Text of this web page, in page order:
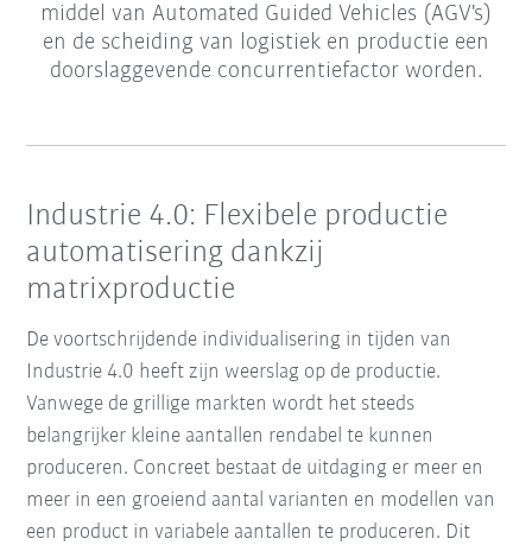
middel van Automated Guided Vehicles (AGV's)
en de scheiding van logistiek en productie een
doorslaggevende concurrentiefactor worden.
Industrie 4.0: Flexibele productie
automatisering dankzij
matrixproductie
De voortschrijdende individualisering in tijden van
Industrie 4.0 heeft zijn weerslag op de productie.
Vanwege de grillige markten wordt het steeds
belangrijker kleine aantallen rendabel te kunnen
produceren. Concreet bestaat de uitdaging er meer en
meer in een groeiend aantal varianten en modellen van
een product in variabele aantallen te produceren. Dit